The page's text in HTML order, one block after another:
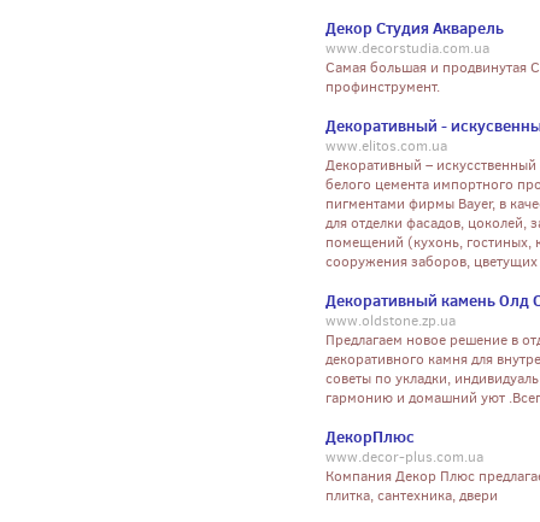
Декор Студия Акварель
www.decorstudia.com.ua
Самая большая и продвинутая
профинструмент.
Декоративный -
www.elitos.com.ua
Декоративный – искусственный
белого цемента импортного
пигментами фирмы Bayer, в
для отделки фасадов, цоколей,
помещений (кухонь, гостиных,
сооружения заборов,
Декоративный камень Олд
www.oldstone.zp.ua
Предлагаем новое решение в
декоративного камня для
советы по укладки,
гармонию и домашний уют
ДекорПлюс
www.decor-plus.com.ua
Компания Декор Плюс
плитка, сантехника, двери